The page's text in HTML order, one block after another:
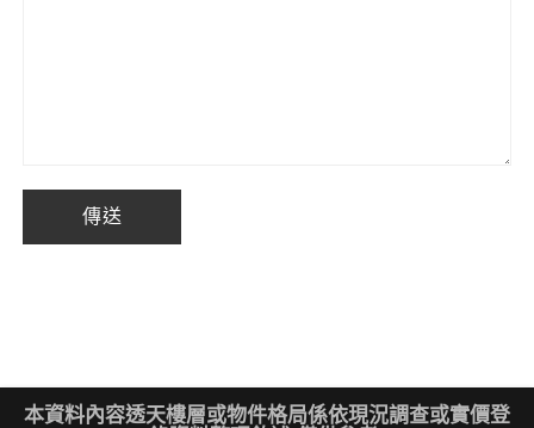
本資料內容透天樓層或物件格局係依現況調查或實價登